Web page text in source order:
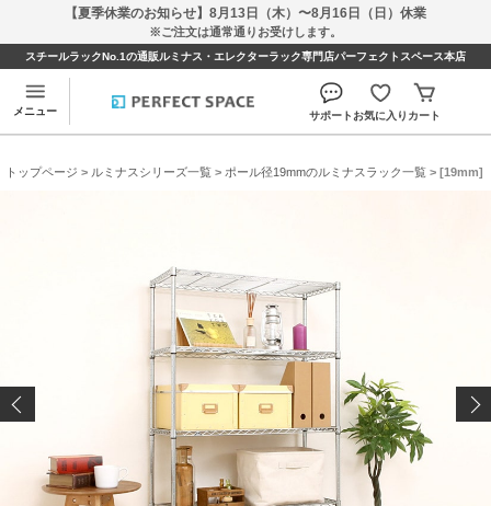
【夏季休業のお知らせ】8月13日（木）〜8月16日（日）休業
※ご注文は通常通りお受けします。
スチールラックNo.1の通販ルミナス・エレクターラック専門店パーフェクトスペース本店
メニュー サポートお気に入り カート
トップページ > ルミナスシリーズ一覧 > ポール径19mmのルミナスラック一覧 > [19mm]